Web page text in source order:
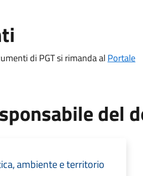
di PGT si rimanda al Portale
del
ambiente e territorio